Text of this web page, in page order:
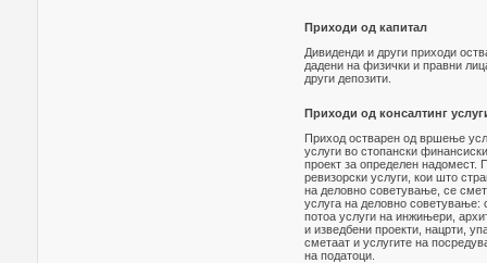
Приходи од капитал
Дивиденди и други приходи
дадени на физички и правни
други депозити.
Приходи од консалтинг
Приход остварен од вршење
услуги во стопански
проект за определен надомест.
ревизорски услуги, кои што
на деловно советување, се
услуга на деловно
потоа услуги на инжињери,
и изведбени проекти, нацрти,
сметаат и услугите на
на податоци.